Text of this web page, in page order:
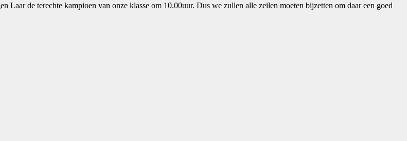
Laar de terechte kampioen van onze klasse om 10.00uur. Dus we zullen alle zeilen moeten bijzetten om daar een goed